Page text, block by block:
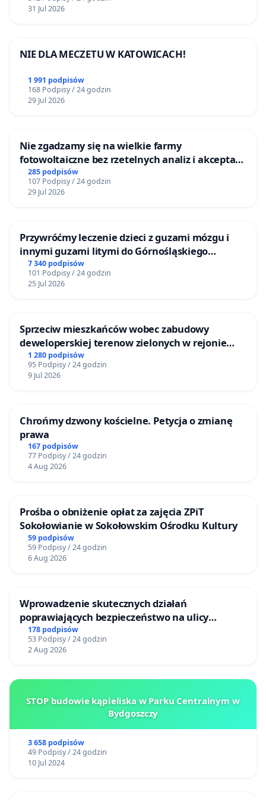
krajów, którzy chcą mieć dostęp do tej obiecującej
Wsparcie inicjatywy możliwe jest poprzez:
Podpisanie tej petycji!
Kontakt z Ministerstwem Zdrowia
Zachęcamy do pisania maili lub listów,
zakończeniu projektu.
Podnoszenie świadomości: Dzielenie się
informacjami o mutacjach SYNGAP1 i STXBP1
SLC6A1, TBC1D24, GABA i DNM1 może pomóc
Propagowanie badań genetycznych WES
Jeżeli rodzic czuje, że dziecko nie rozwija się
prawidłowo, nie powinien pozwolić uśpić
swojej czujności. Badanie WES często daje
umożliwia nawet wyleczenie choroby.
Wspieranie Stowarzyszenia: Można to zrobić
poprzez wpłaty darowizn, wolontariat lub
udział w akcjach fundraisingowych.
Dawanie nadziei
całych rodzin.
Razem możemy zmienić życie dzieci z
mutacjami SYNGAP1, STXBP1, SLC6A1,
TBC1D24, GABA i DNM1!
31 Jul 2026
NIE DLA MECZETU W KATOWICACH!
1 991 podpisów
168 Podpisy / 24 godzin
29 Jul 2026
Nie zgadzamy się na wielkie farmy
fotowoltaiczne bez rzetelnych analiz i akceptacji
mieszkańców
285 podpisów
107 Podpisy / 24 godzin
29 Jul 2026
Przywróćmy leczenie dzieci z guzami mózgu i
innymi guzami litymi do Górnośląskiego
Centrum Zdrowia Dziecka w Katowicach
7 340 podpisów
101 Podpisy / 24 godzin
25 Jul 2026
Sprzeciw mieszkańców wobec zabudowy
deweloperskiej terenow zielonych w rejonie
Bulwarów Straceńskich w Bielsku-Białej
1 280 podpisów
95 Podpisy / 24 godzin
9 Jul 2026
Chrońmy dzwony kościelne. Petycja o zmianę
prawa
167 podpisów
77 Podpisy / 24 godzin
4 Aug 2026
Prośba o obniżenie opłat za zajęcia ZPiT
Sokołowianie w Sokołowskim Ośrodku Kultury
59 podpisów
59 Podpisy / 24 godzin
6 Aug 2026
Wprowadzenie skutecznych działań
poprawiających bezpieczeństwo na ulicy
Żeromskiego w Otwocku
178 podpisów
53 Podpisy / 24 godzin
2 Aug 2026
STOP budowie kąpieliska w Parku Centralnym w
Bydgoszczy
3 658 podpisów
49 Podpisy / 24 godzin
10 Jul 2024